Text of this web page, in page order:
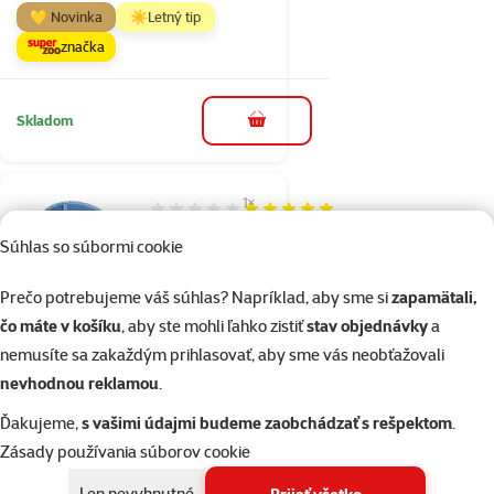
Súhlas so súbormi cookie
Prečo potrebujeme váš súhlas? Napríklad, aby sme sizapamätali,
čo máte v košíku, aby ste mohli ľahko zistiťstav objednávkya
nemusíte sa zakaždým prihlasovať, aby sme vás neobťažovali
nevhodnou reklamou.
Ďakujeme,s vašimi údajmi budeme zaobchádzať s rešpektom.
Zásady používania súborov cookie
💛 Novinka
☀️Letný tip
značka
Skladom do košíka
Vesta Dog Fantasy
Hodnotenie 100%, počet hodnotení: 1
1×
hodnotenie
Bežná cena 9,99 €
familycena
5,99 €
💛 Novinka
☀️Letný tip